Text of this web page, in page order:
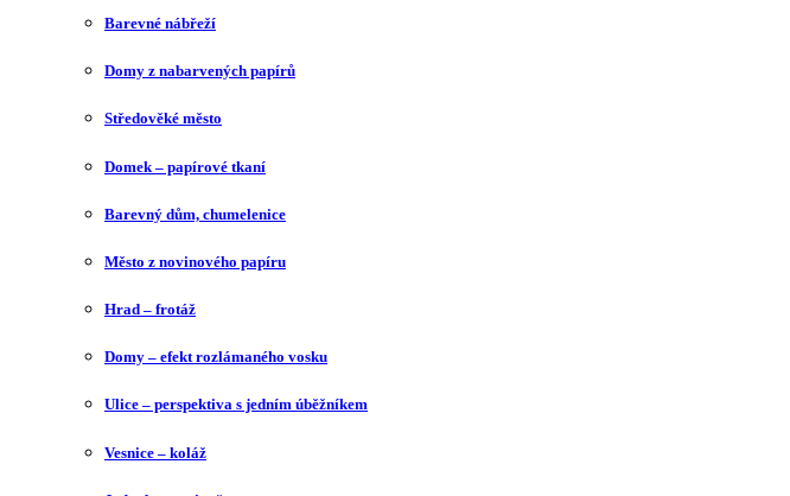
Barevné nábřeží
Domy z nabarvených papírů
Středověké město
Domek – papírové tkaní
Barevný dům, chumelenice
Město z novinového papíru
Hrad – frotáž
Domy – efekt rozlámaného vosku
Ulice – perspektiva s jedním úběžníkem
Vesnice – koláž